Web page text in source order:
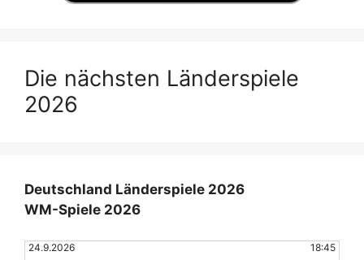
Die nächsten Länderspiele
2026
Deutschland Länderspiele 2026
WM-Spiele 2026
24.9.2026 18:45